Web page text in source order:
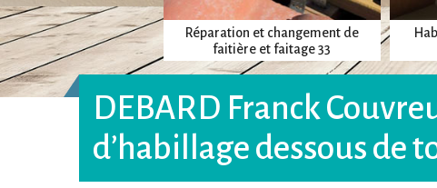
toiture
Réparation et changement de
faitière et faitage 33
DEBARD Franck
d’habillage dessous de